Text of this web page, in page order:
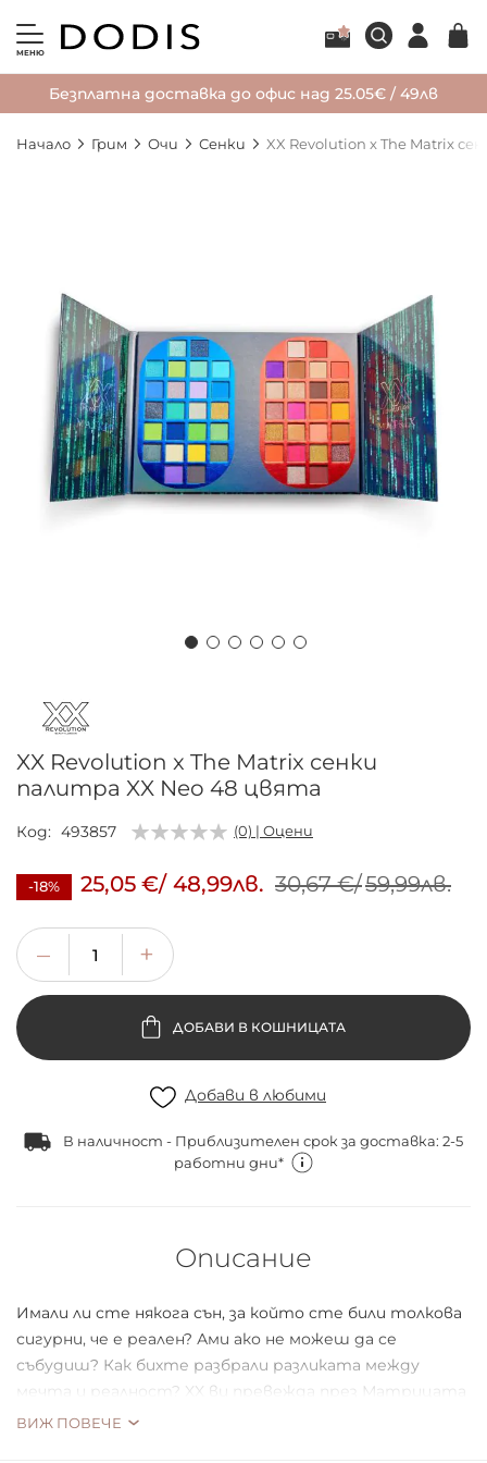
МЕНЮ
Безплатна доставка до офис над 25.05€ / 49лв
Начало Грим Очи Сенки XX Revolution x The Matrix
изображенията
началото
галерия
със
снимки
XX Revolution x The Matrix сенки
палитра XX Neo 48 цвята
Код 493857 (0) | Оцени
-18% 25,05 €/ 48,99лв. 30,67 €/59,99лв.
ДОБАВИ В КОШНИЦАТА
Добави в любими
В наличност - Приблизителен срок за доставка: 2-5
работни дни*
Описание
Имали ли сте някога сън, за който сте били толкова
сигурни, че е реален? Ами ако не можеш да се
събудиш? Как бихте разбрали разликата между
мечта и реалност? XX ви превежда през Матрицата
с нова колекция за тези, които се осмеляват да
ВИЖ ПОВЕЧЕ